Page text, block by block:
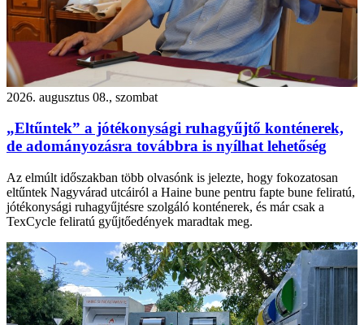
2026. augusztus 08., szombat
„Eltűntek” a jótékonysági ruhagyűjtő konténerek,
de adományozásra továbbra is nyílhat lehetőség
Az elmúlt időszakban több olvasónk is jelezte, hogy fokozatosan
eltűntek Nagyvárad utcáiról a Haine bune pentru fapte bune feliratú,
jótékonysági ruhagyűjtésre szolgáló konténerek, és már csak a
TexCycle feliratú gyűjtőedények maradtak meg.